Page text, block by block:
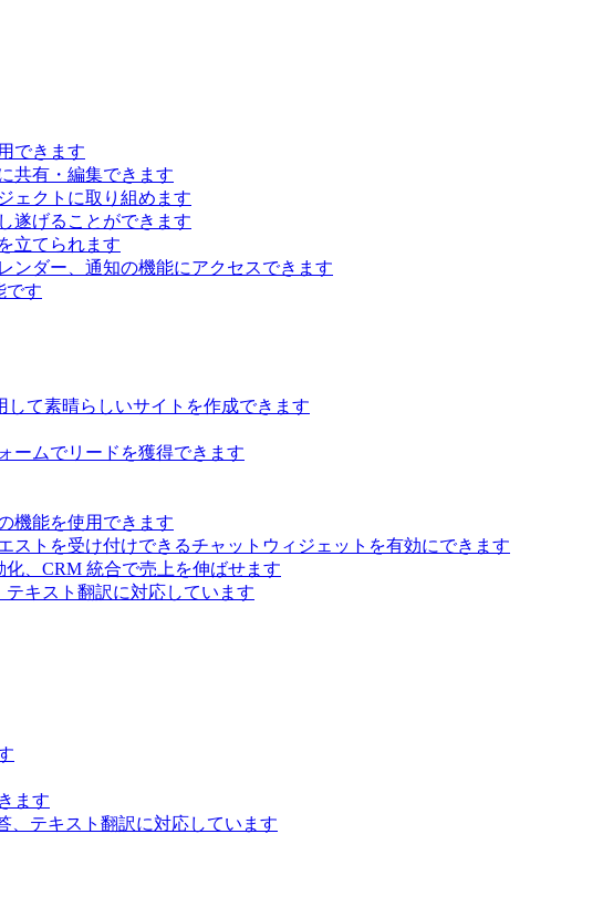
できます
共有・編集できます
ェクトに取り組めます
遂げることができます
立てられます
ンダー、通知の機能にアクセスできます
です
て素晴らしいサイトを作成できます
ームでリードを獲得できます
機能を使用できます
トを受け付けできるチャットウィジェットを有効にできます
化、CRM 統合で売上を伸ばせます
キスト翻訳に対応しています
ます
、テキスト翻訳に対応しています